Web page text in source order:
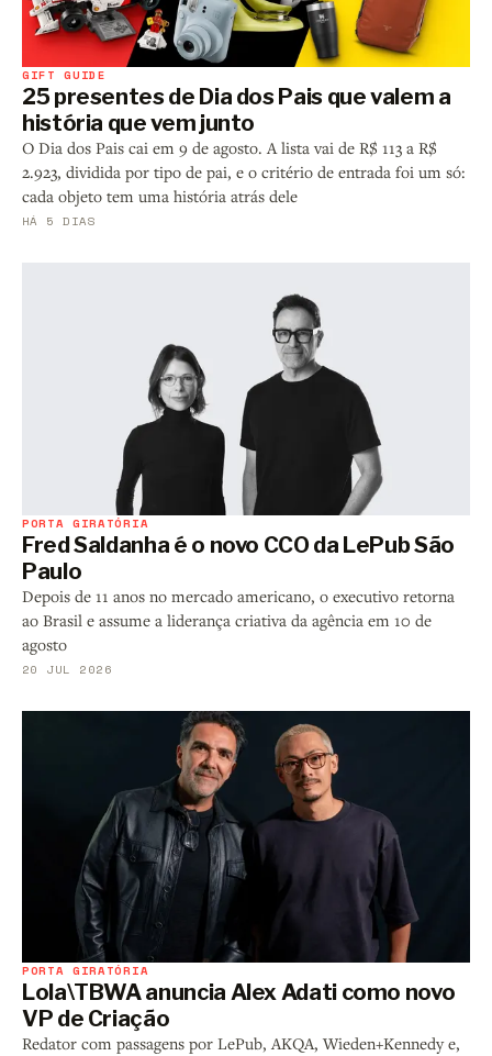
GIFT GUIDE
25 presentes de Dia dos Pais que valem a
história que vem junto
O Dia dos Pais cai em 9 de agosto. A lista vai de R$ 113 a R$
2.923, dividida por tipo de pai, e o critério de entrada foi um só:
cada objeto tem uma história atrás dele
HÁ 5 DIAS
PORTA GIRATÓRIA
Fred Saldanha é o novo CCO da LePub São
Paulo
Depois de 11 anos no mercado americano, o executivo retorna
ao Brasil e assume a liderança criativa da agência em 10 de
agosto
20 JUL 2026
PORTA GIRATÓRIA
Lola\TBWA anuncia Alex Adati como novo
VP de Criação
Redator com passagens por LePub, AKQA, Wieden+Kennedy e,